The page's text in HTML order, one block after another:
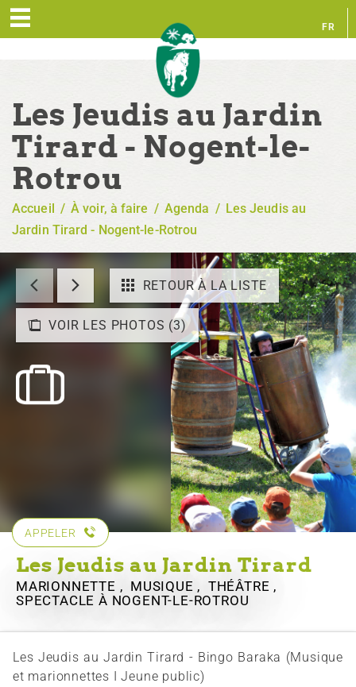
FR
Les Jeudis au Jardin
Tirard - Nogent-le-
Rotrou
Accueil / À voir, à faire / Agenda / Les Jeudis au
Jardin Tirard - Nogent-le-Rotrou
RETOUR À LA LISTE
VOIR LES PHOTOS (3)
APPELER
Les Jeudis au Jardin Tirard
MARIONNETTE , MUSIQUE , THÉÂTRE ,
SPECTACLEÀ NOGENT-LE-ROTROU
Les Jeudis au Jardin Tirard - Bingo Baraka (Musique
et marionnettes I Jeune public)